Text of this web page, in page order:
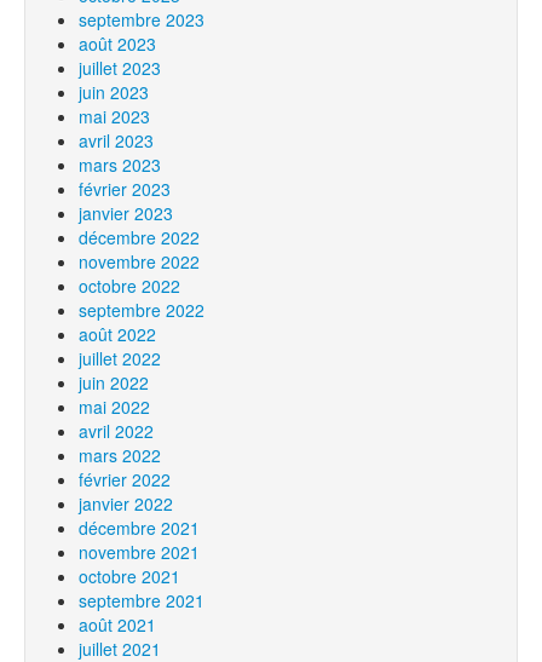
septembre 2023
août 2023
juillet 2023
juin 2023
mai 2023
avril 2023
mars 2023
février 2023
janvier 2023
décembre 2022
novembre 2022
octobre 2022
septembre 2022
août 2022
juillet 2022
juin 2022
mai 2022
avril 2022
mars 2022
février 2022
janvier 2022
décembre 2021
novembre 2021
octobre 2021
septembre 2021
août 2021
juillet 2021